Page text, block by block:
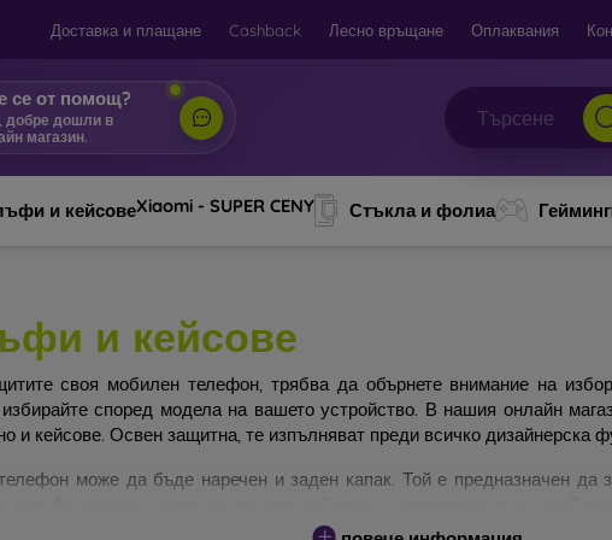
Доставка и плащане Cashback Лесно връщане Оплаквания
се от помощ?
добре дошли в
магазин.
и кейсовеXiaomi - SUPER CENY Стъкла и фолиа Гейминг
и кейсове
своя мобилен телефон, трябва да обърнете внимание на
избирайте според модела на вашето устройство. В нашия онлайн
и кейсове. Освен защитна, те изпълняват преди всичко дизайнерска
може да бъде наречен и заден капак. Той е предназначен да